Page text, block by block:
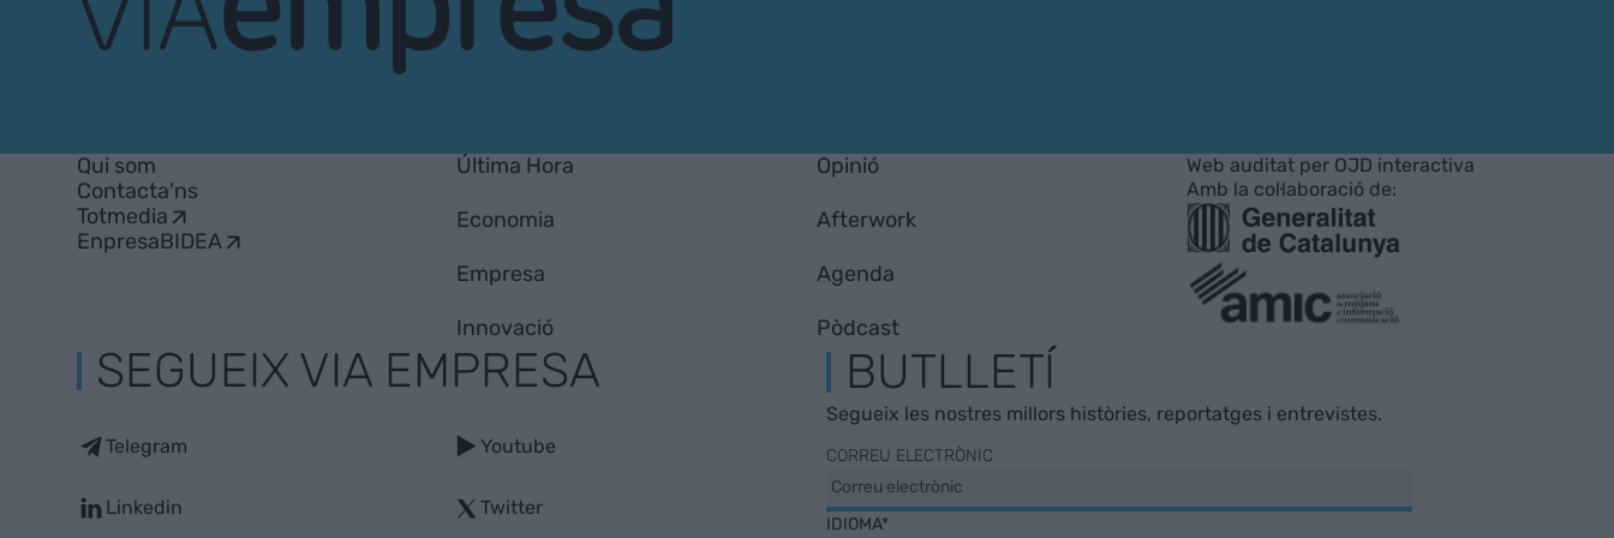
Qui som
Contacta'ns
Totmedia
EnpresaBIDEA
Última Hora
Economia
Empresa
Innovació
Opinió
Afterwork
Agenda
Pòdcast
Web auditat per OJD interactiva
Amb la col·laboració de:
SEGUEIX VIA EMPRESA
Telegram
Linkedin
Youtube
Twitter
BUTLLETÍ
Segueix les nostres millors històries, reportatges i entrevistes.
CORREU ELECTRÒNIC
IDIOMA*